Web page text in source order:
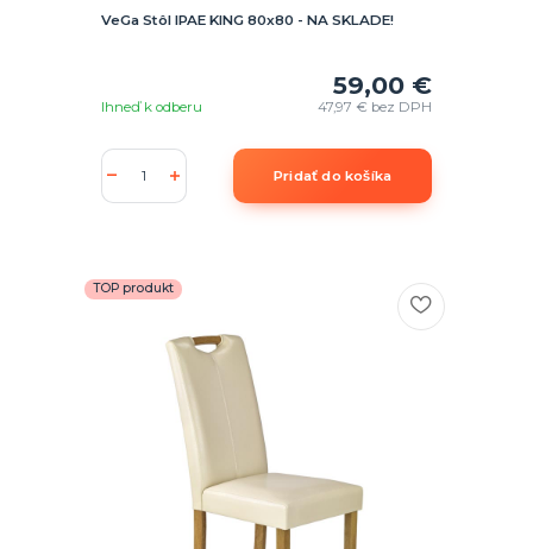
VeGa Stôl IPAE KING 80x80 - NA SKLADE!
59,00 €
47,97 € bez DPH
Ihneď k odberu
Pridať do košíka
TOP produkt